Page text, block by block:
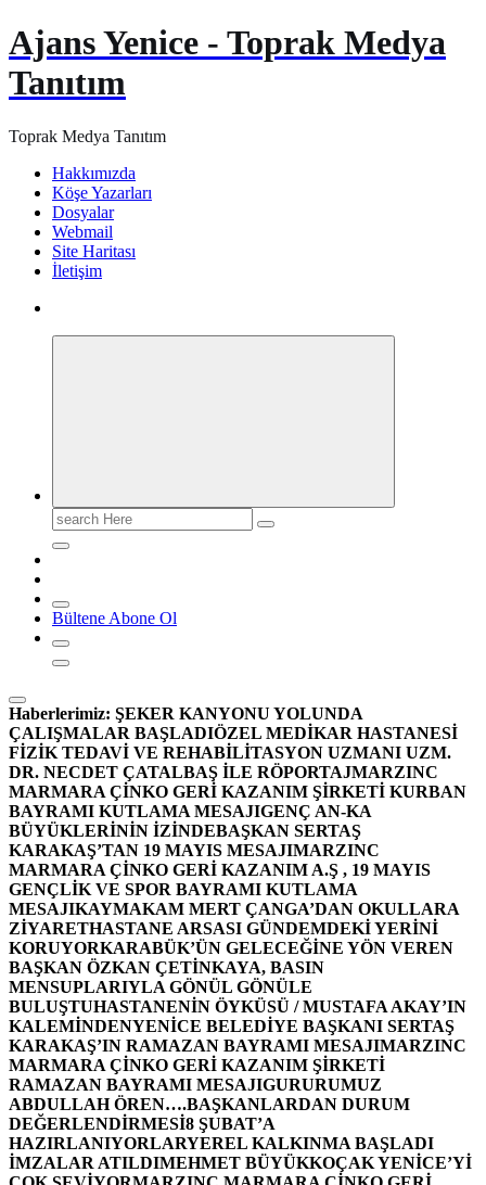
Ajans Yenice - Toprak Medya
Tanıtım
Toprak Medya Tanıtım
Hakkımızda
Köşe Yazarları
Dosyalar
Webmail
Site Haritası
İletişim
Search
for:
Bültene Abone Ol
Haberlerimiz: ŞEKER KANYONU YOLUNDA
ÇALIŞMALAR BAŞLADIÖZEL MEDİKAR HASTANESİ
FİZİK TEDAVİ VE REHABİLİTASYON UZMANI UZM.
DR. NECDET ÇATALBAŞ İLE RÖPORTAJMARZINC
MARMARA ÇİNKO GERİ KAZANIM ŞİRKETİ KURBAN
BAYRAMI KUTLAMA MESAJIGENÇ AN-KA
BÜYÜKLERİNİN İZİNDEBAŞKAN SERTAŞ
KARAKAŞ’TAN 19 MAYIS MESAJIMARZINC
MARMARA ÇİNKO GERİ KAZANIM A.Ş , 19 MAYIS
GENÇLİK VE SPOR BAYRAMI KUTLAMA
MESAJIKAYMAKAM MERT ÇANGA’DAN OKULLARA
ZİYARETHASTANE ARSASI GÜNDEMDEKİ YERİNİ
KORUYORKARABÜK’ÜN GELECEĞİNE YÖN VEREN
BAŞKAN ÖZKAN ÇETİNKAYA, BASIN
MENSUPLARIYLA GÖNÜL GÖNÜLE
BULUŞTUHASTANENİN ÖYKÜSÜ / MUSTAFA AKAY’IN
KALEMİNDENYENİCE BELEDİYE BAŞKANI SERTAŞ
KARAKAŞ’IN RAMAZAN BAYRAMI MESAJIMARZINC
MARMARA ÇİNKO GERİ KAZANIM ŞİRKETİ
RAMAZAN BAYRAMI MESAJIGURURUMUZ
ABDULLAH ÖREN….BAŞKANLARDAN DURUM
DEĞERLENDİRMESİ8 ŞUBAT’A
HAZIRLANIYORLARYEREL KALKINMA BAŞLADI
İMZALAR ATILDIMEHMET BÜYÜKKOÇAK YENİCE’Yİ